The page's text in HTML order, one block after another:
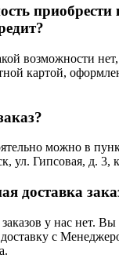
приобрести
возможности
картой,
можно в
ул. Гипсовая, д. 3,
доставка
у нас нет.
с